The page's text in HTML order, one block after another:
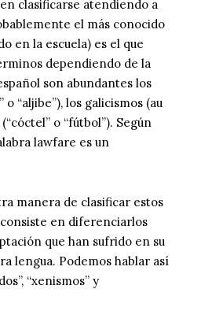
clasificarse atendiendo a
el más conocido
en la escuela) es el que
dependiendo de la
son abundantes los
o “aljibe”), los galicismos (au
o “fútbol”). Según
lawfare es un
manera de clasificar estos
en diferenciarlos
que han sufrido en su
lengua. Podemos hablar así
“xenismos” y